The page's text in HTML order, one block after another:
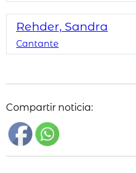
Rehder, Sandra
Cantante
Compartir noticia: